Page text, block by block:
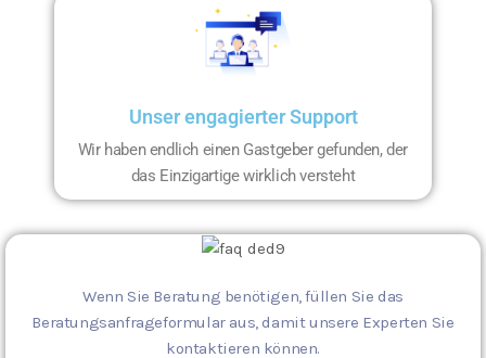
Unser engagierter Support
Wir haben endlich einen Gastgeber gefunden, der
das Einzigartige wirklich versteht
Wenn Sie Beratung benötigen, füllen Sie das
Beratungsanfrageformular aus, damit unsere Experten Sie
kontaktieren können.